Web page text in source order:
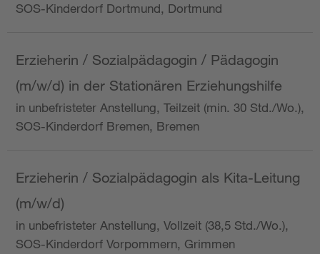
SOS-Kinderdorf Dortmund, Dortmund
Erzieherin / Sozialpädagogin / Pädagogin
(m/w/d) in der Stationären Erziehungshilfe
in unbefristeter Anstellung, Teilzeit (min. 30 Std./Wo.),
SOS-Kinderdorf Bremen, Bremen
Erzieherin / Sozialpädagogin als Kita-Leitung
(m/w/d)
in unbefristeter Anstellung, Vollzeit (38,5 Std./Wo.),
SOS-Kinderdorf Vorpommern, Grimmen